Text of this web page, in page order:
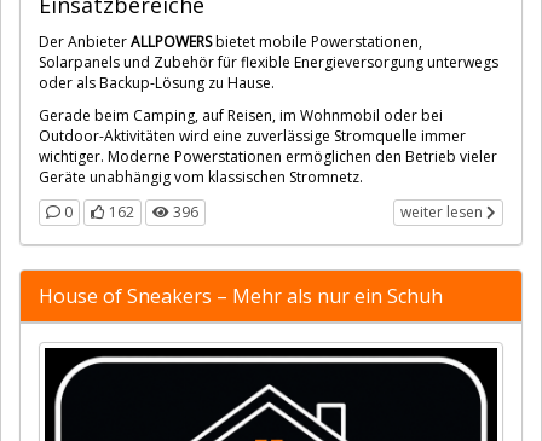
Der AnbieterALLPOWERSbietet mobile Powerstationen,
Solarpanels und Zubehör für flexible Energieversorgung unterwegs
oder als Backup-Lösung zu Hause.
Gerade beim Camping, auf Reisen, im Wohnmobil oder bei
Outdoor-Aktivitäten wird eine zuverlässige Stromquelle immer
wichtiger. Moderne Powerstationen ermöglichen den Betrieb vieler
Geräte unabhängig vom klassischen Stromnetz.
0
162 396 weiter lesen
House of Sneakers – Mehr als nur ein Schuh